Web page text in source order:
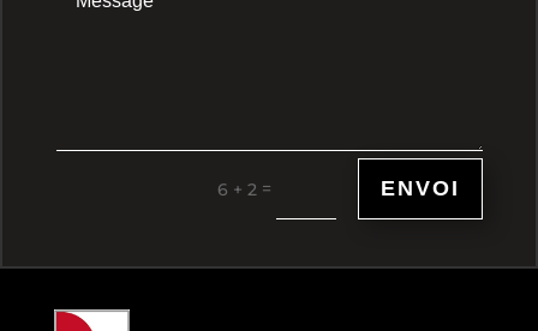
6 + 2 = ENVOI